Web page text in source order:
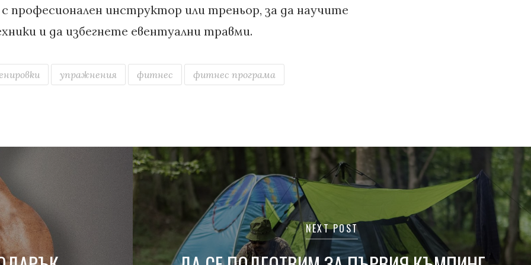
професионален инструктор или треньор, за да научите
и да избегнете евентуални травми.
упражнения фитнес фитнес програма
NEXT POST